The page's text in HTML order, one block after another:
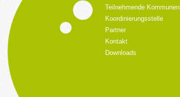
Teilnehmende Kommunen
Koordinierungsstelle
Partner
Kontakt
Downloads